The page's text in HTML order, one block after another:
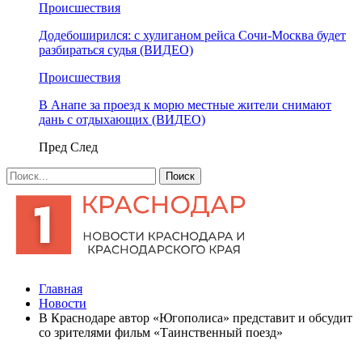
Происшествия
Додебоширился: с хулиганом рейса Сочи-Москва будет
разбираться судья (ВИДЕО)
Происшествия
В Анапе за проезд к морю местные жители снимают
дань с отдыхающих (ВИДЕО)
Пред След
Главная
Новости
В Краснодаре автор «Югополиса» представит и обсудит
со зрителями фильм «Таинственный поезд»